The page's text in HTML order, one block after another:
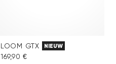
LOOM GTX NIEUW
169,90 €